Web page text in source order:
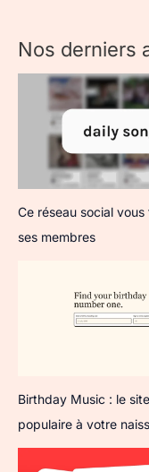
Nos derniers
Ce réseau social
ses membres
Birthday Music : le
populaire à votre